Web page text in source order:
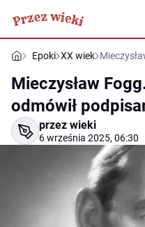
Epoki XX wiek
Mieczysław
odmówił
przez wieki
6 września 2025, 06:30